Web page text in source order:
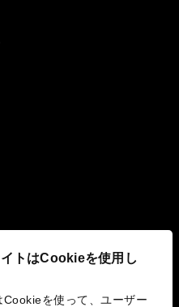
トはCookieを使用し
Cookieを使って、ユーザー